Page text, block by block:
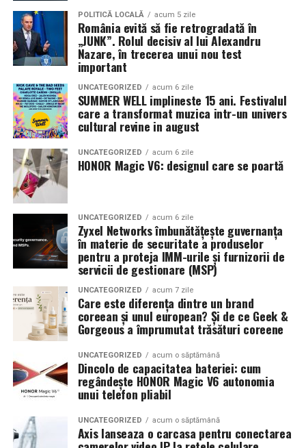
Pe11 februarieva avea loc proiecția specială
mea”de la Cinema City din City Park Constanța
18:30, unde
regizorul Paul Decu și actrița Azaleea
Necula, originari din Constanța și împrejurimi, vor
prezenta filmul alături de colegii lor
Alexandra Răduță și Gabriel Vatavu.
Cinema City Shopping City Galațiinvită spectatorii
12 februarie de la 18:30
State și Azaleea Necula și regizorul Paul Decu.
Pe 13 februarie la ora 18:30
invitați la proiecția specială din
, alături de regizorulPaul Decuși de
actoriiGabriel Vatavu, Sergiu Costache, Azaleea
Necula, Alexandra Răduță.
De „Ziua Îndrăgostiților”, pe14 februarie, în Cinema
City Iulius Mall Suceava, de la 18:30, spectatorii sunt
invitați la film alături de regizorulPaul Decu și de
actoriiSergiu Costache, Vlad si Oana Gherman,
Alexandra Răduță.
Cineplexx Băneasa Shopping City
București
găzduiește o proiecție specială în prezența
întregii echipe pe15 februarie, de la 17:30.
ÎnCraiova , regizorulPaul Decuși actoriiSergiu
POLITICĂ LOCALĂ acum 5 zile
România evită să fie retrogradată în
„JUNK”. Rolul decisiv al lui Alexandru
Nazare, în trecerea unui nou test
important
UNCATEGORIZED acum 6 zile
SUMMER WELL implineste 15 ani. Festivalul
care a transformat muzica intr-un univers
cultural revine in august
UNCATEGORIZED acum 6 zile
HONOR Magic V6: designul care se poartă
UNCATEGORIZED acum 6 zile
Zyxel Networks îmbunătățește guvernanța
în materie de securitate a produselor
pentru a proteja IMM-urile și furnizorii de
servicii de gestionare (MSP)
UNCATEGORIZED acum 7 zile
Care este diferența dintre un brand
coreean și unul european? Și de ce Geek &
Gorgeous a împrumutat trăsături coreene
UNCATEGORIZED acum o săptămână
Dincolo de capacitatea bateriei: cum
regândește HONOR Magic V6 autonomia
unui telefon pliabil
UNCATEGORIZED acum o săptămână
Axis lanseaza o carcasa pentru conectarea